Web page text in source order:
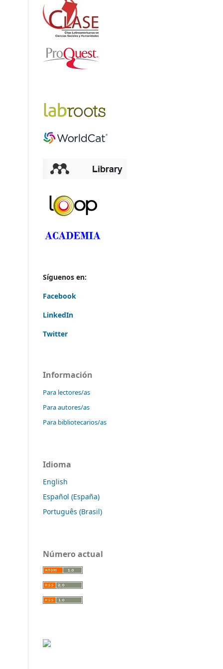
Síguenos en:
Facebook
LinkedIn
Twitter
Información
Para lectores/as
Para autores/as
Para bibliotecarios/as
Idioma
English
Español (España)
Português (Brasil)
Número actual